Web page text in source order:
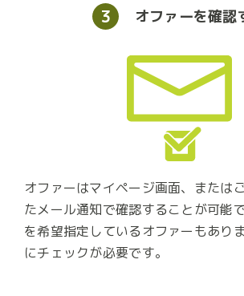
3 オファーを確認
オファーはマイページ画面、または
たメール通知で確認することが可能
を希望指定しているオファーもあり
にチェックが必要です。